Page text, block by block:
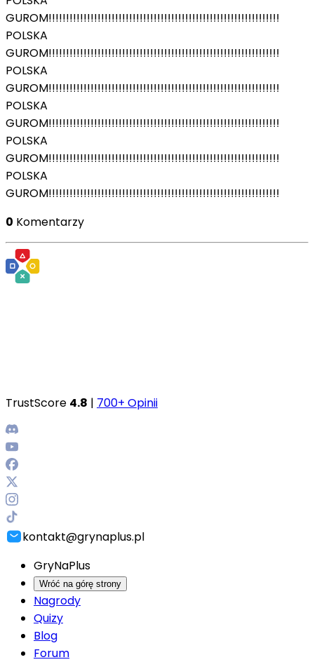
GUROM!!!!!!!!!!!!!!!!!!!!!!!!!!!!!!!!!!!!!!!!!!!!!!!!!!!!!!!!!!!!!!!!!!
POLSKA
GUROM!!!!!!!!!!!!!!!!!!!!!!!!!!!!!!!!!!!!!!!!!!!!!!!!!!!!!!!!!!!!!!!!!!
POLSKA
GUROM!!!!!!!!!!!!!!!!!!!!!!!!!!!!!!!!!!!!!!!!!!!!!!!!!!!!!!!!!!!!!!!!!!
POLSKA
GUROM!!!!!!!!!!!!!!!!!!!!!!!!!!!!!!!!!!!!!!!!!!!!!!!!!!!!!!!!!!!!!!!!!!
POLSKA
GUROM!!!!!!!!!!!!!!!!!!!!!!!!!!!!!!!!!!!!!!!!!!!!!!!!!!!!!!!!!!!!!!!!!!
POLSKA
GUROM!!!!!!!!!!!!!!!!!!!!!!!!!!!!!!!!!!!!!!!!!!!!!!!!!!!!!!!!!!!!!!!!!!
0 Komentarzy
TrustScore 4.8 | 700+ Opinii
kontakt@grynaplus.pl
GryNaPlus
Wróć na górę strony
Nagrody
Quizy
Blog
Forum